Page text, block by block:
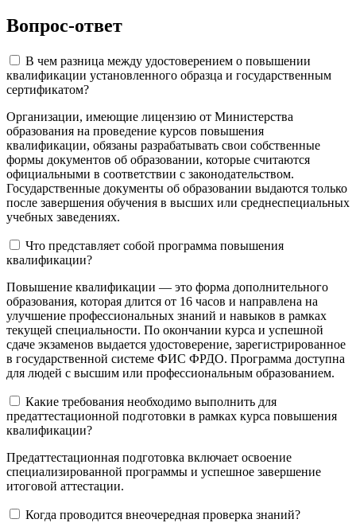
Вопрос-ответ
В чем разница между удостоверением о повышении
квалификации установленного образца и государственным
сертификатом?
Организации, имеющие лицензию от Министерства
образования на проведение курсов повышения
квалификации, обязаны разрабатывать свои собственные
формы документов об образовании, которые считаются
официальными в соответствии с законодательством.
Государственные документы об образовании выдаются только
после завершения обучения в высших или среднеспециальных
учебных заведениях.
Что представляет собой программа повышения
квалификации?
Повышение квалификации — это форма дополнительного
образования, которая длится от 16 часов и направлена на
улучшение профессиональных знаний и навыков в рамках
текущей специальности. По окончании курса и успешной
сдаче экзаменов выдается удостоверение, зарегистрированное
в государственной системе ФИС ФРДО. Программа доступна
для людей с высшим или профессиональным образованием.
Какие требования необходимо выполнить для
предаттестационной подготовки в рамках курса повышения
квалификации?
Предаттестационная подготовка включает освоение
специализированной программы и успешное завершение
итоговой аттестации.
Когда проводится внеочередная проверка знаний?